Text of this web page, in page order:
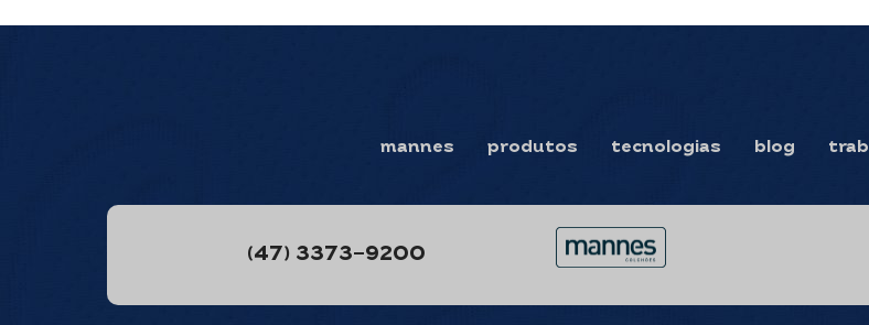
mannes produtos tecnologias blog
(47) 3373-9200